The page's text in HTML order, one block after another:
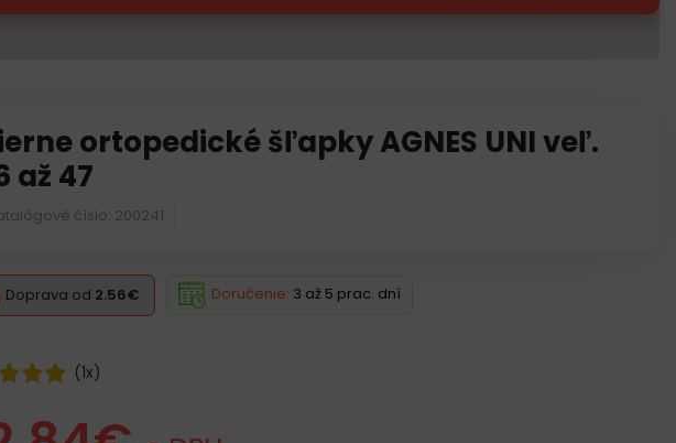
ZVÄČŠENIEortopedické šľapky AGNES UNI veľ.
až 47
číslo: 200241
Doprava od 2.56€ Doručenie: 3 až 5 prac. dní
(1x)